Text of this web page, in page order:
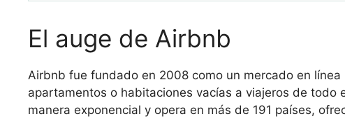
El auge de Airbnb
Airbnb fue fundado en 2008 como un mercado en
apartamentos o habitaciones vacías a viajeros de todo
manera exponencial y opera en más de 191 países,